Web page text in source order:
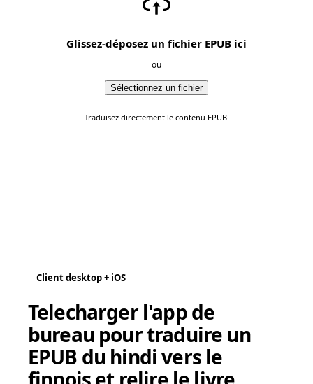
Glissez-déposez un fichier EPUB ici
ou
Sélectionnez un fichier
Traduisez directement le contenu EPUB.
Client desktop + iOS
Telecharger l'app de
bureau pour traduire un
EPUB du hindi vers le